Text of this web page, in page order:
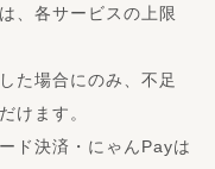
、各サービスの上限
た場合にのみ、不足
けます。
ド決済・にゃんPayは